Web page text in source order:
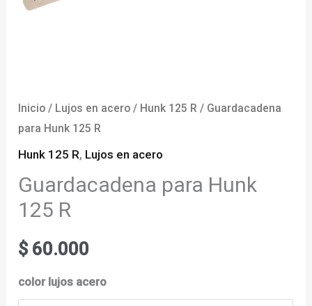
Inicio / Lujos en acero / Hunk 125 R / Guardacadena
para Hunk 125 R
Hunk 125 R, Lujos en acero
Guardacadena para Hunk
125 R
$ 60.000
color lujos acero